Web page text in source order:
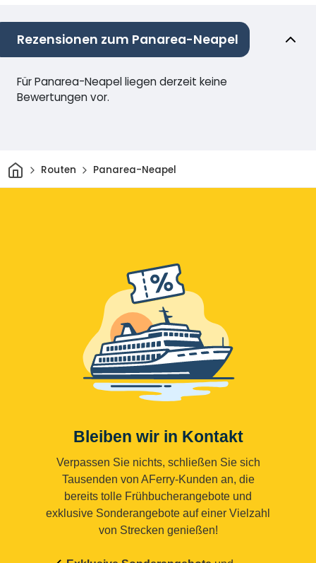
Rezensionen zum Panarea-Neapel
Für Panarea-Neapel liegen derzeit keine
Bewertungen vor.
HeimRouten Panarea-Neapel
Bleiben wir in Kontakt
Verpassen Sie nichts, schließen Sie sich
Tausenden von AFerry-Kunden an, die
bereits tolle Frühbucherangebote und
exklusive Sonderangebote auf einer Vielzahl
von Strecken genießen!